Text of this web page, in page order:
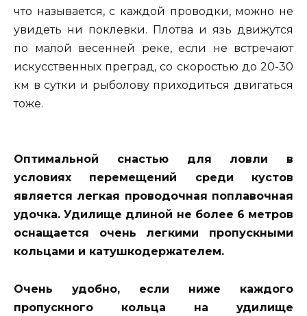
что называется, с каждой проводки, можно не
увидеть ни поклевки. Плотва и язь движутся
по малой весенней реке, если не встречают
искусственных преград, со скоростью до 20-30
км в сутки и рыболову приходиться двигаться
тоже.
Оптимальной снастью для ловли в
условиях перемещений среди кустов
является легкая проводочная поплавочная
удочка. Удилище длиной не более 6 метров
оснащается очень легкими пропускными
кольцами и катушкодержателем.
Очень удобно, если ниже каждого
пропускного кольца на удилище